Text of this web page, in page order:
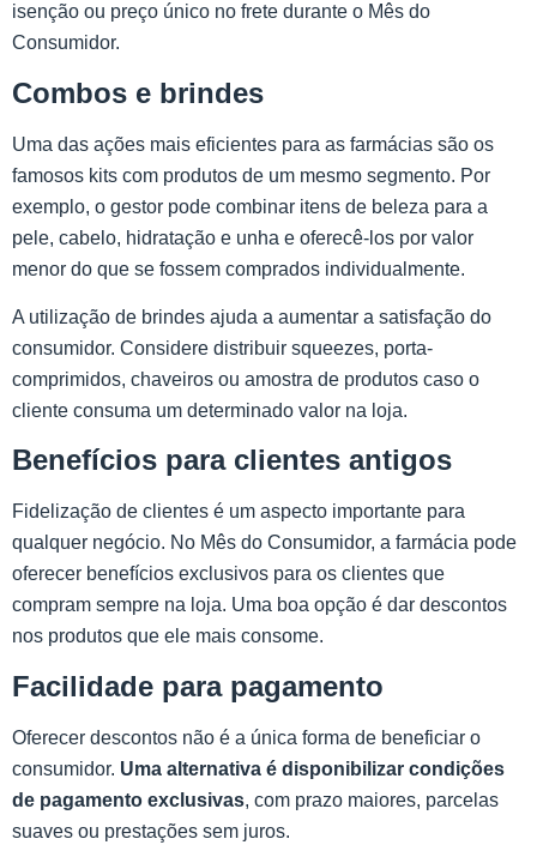
isenção ou preço único no frete durante o Mês do
Consumidor.
Combos e brindes
Uma das ações mais eficientes para as farmácias são os
famosos kits com produtos de um mesmo segmento. Por
exemplo, o gestor pode combinar itens de beleza para a
pele, cabelo, hidratação e unha e oferecê-los por valor
menor do que se fossem comprados individualmente.
A utilização de brindes ajuda a aumentar a satisfação do
consumidor. Considere distribuir squeezes, porta-
comprimidos, chaveiros ou amostra de produtos caso o
cliente consuma um determinado valor na loja.
Benefícios para clientes antigos
Fidelização de clientes é um aspecto importante para
qualquer negócio. No Mês do Consumidor, a farmácia pode
oferecer benefícios exclusivos para os clientes que
compram sempre na loja. Uma boa opção é dar descontos
nos produtos que ele mais consome.
Facilidade para pagamento
Oferecer descontos não é a única forma de beneficiar o
consumidor. Uma alternativa é disponibilizar condições
de pagamento exclusivas, com prazo maiores, parcelas
suaves ou prestações sem juros.